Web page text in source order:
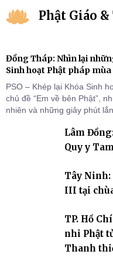
Phật Giáo
Đồng Tháp: Nhìn lại
Sinh hoạt Phật pháp
PSO – Khép lại Khóa Sinh
chủ đề “Em về bên Phật”,
nhiên và những giây phút
Tháp). Những tuần tu học
trang quý báu, gieo những
Lâm
Quy y
Tây Ninh:
III tại
TP. Hồ
nhi Phật
Thanh